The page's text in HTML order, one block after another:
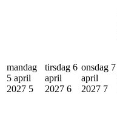
mandag
5 april
2027 5
tirsdag 6
april
2027 6
onsdag 7
april
2027 7